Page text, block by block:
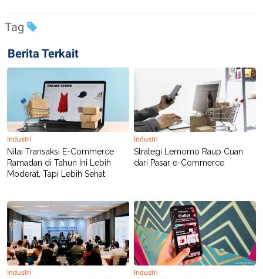
Tag
Berita Terkait
Industri
Nilai Transaksi E-Commerce
Ramadan di Tahun Ini Lebih
Moderat, Tapi Lebih Sehat
Industri
Strategi Lemomo Raup Cuan
dari Pasar e-Commerce
Industri Industri